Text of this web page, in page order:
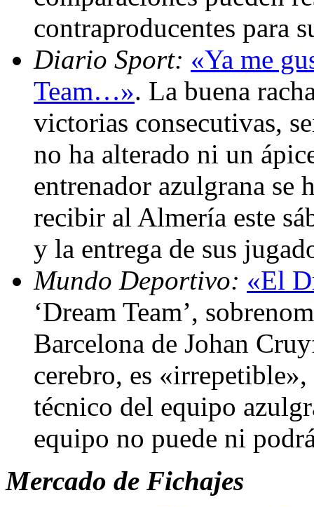
contraproducentes para
Diario Sport: «Ya me
Team…». La buena
victorias consecutivas,
no ha alterado ni un
entrenador azulgrana se
recibir al Almería este
y la entrega de sus
Mundo Deportivo: «El
‘Dream Team’,
Barcelona de Johan
cerebro, es
técnico del equipo
equipo no puede ni
Mercado de Fichajes